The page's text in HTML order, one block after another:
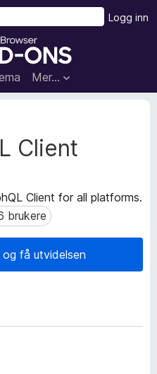
T
g
f
Mer…
Logg inn
Client
Client for all platforms.
brukere
få utvidelsen